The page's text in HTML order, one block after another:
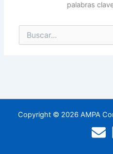
palabras
por:
Copyright © 2026 AMPA